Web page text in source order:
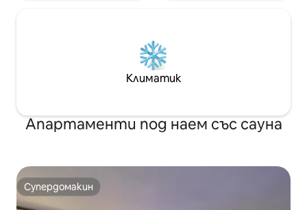
Климатик
Апартаменти под наем със сауна
Супердомакин
Супердомакин